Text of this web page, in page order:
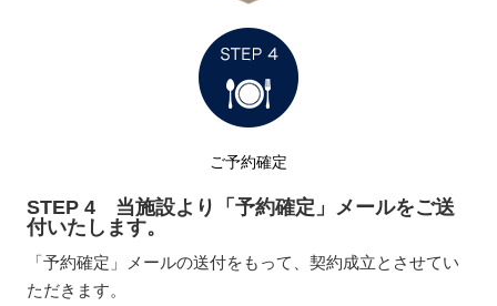
ご予約確定
STEP 4 当施設より「予約確定」メールをご送
付いたします。
「予約確定」メールの送付をもって、契約成立とさせてい
ただきます。